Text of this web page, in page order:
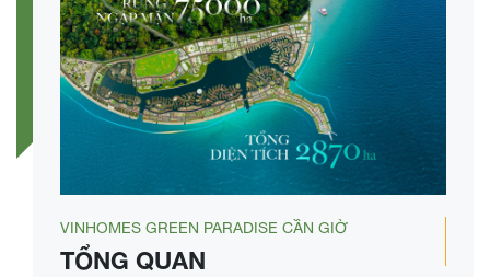
VINHOMES GREEN PARADISE CẦN GIỜ
TỔNG QUAN